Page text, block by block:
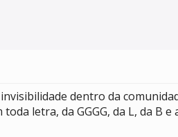
dentro da
letra, da GGGG, da L, da B e